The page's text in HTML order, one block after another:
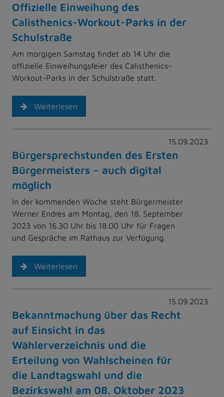
Offizielle Einweihung des
Calisthenics-Workout-Parks in der
Schulstraße
Am morgigen Samstag findet ab 14 Uhr die
offizielle Einweihungsfeier des Calisthenics-
Workout-Parks in der Schulstraße statt.
Weiterlesen
15.09.2023
Bürgersprechstunden des Ersten
Bürgermeisters – auch digital
möglich
In der kommenden Woche steht Bürgermeister
Werner Endres am Montag, den 18. September
2023 von 16.30 Uhr bis 18.00 Uhr für Fragen
und Gespräche im Rathaus zur Verfügung.
Weiterlesen
15.09.2023
Bekanntmachung über das Recht
auf Einsicht in das
Wählerverzeichnis und die
Erteilung von Wahlscheinen für
die Landtagswahl und die
Bezirkswahl am 08. Oktober 2023